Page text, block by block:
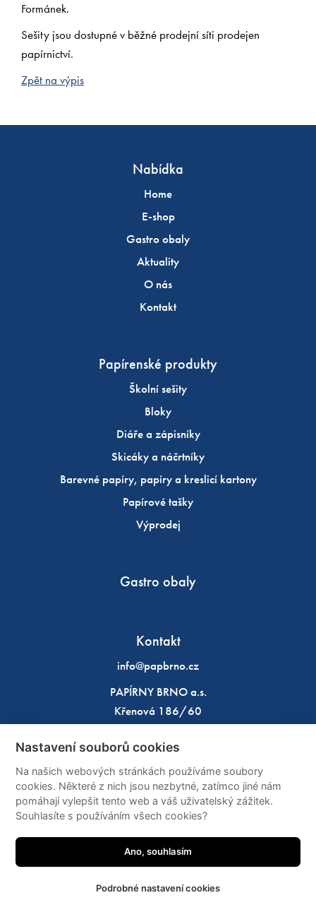
Formánek.
Sešity jsou dostupné v běžné prodejní síti prodejen
papírnictví.
Zpět na výpis
Nabídka
Home
E-shop
Gastro obaly
Aktuality
O nás
Kontakt
Papírenské produkty
Školní sešity
Bloky
Diáře a zápisníky
Skicáky a náčrtníky
Barevné papíry, papíry a kreslicí kartony
Papírové tašky
Výprodej
Gastro obaly
Kontakt
info@papbrno.cz
PAPÍRNY BRNO a.s.
Křenová 186/60
IČO: 49970933
DIČ: CZ49970933
Sítě
Nastavení souborů cookies
Na našich webových stránkách používáme soubory
cookies. Některé z nich jsou nezbytné, zatímco jiné nám
pomáhají vylepšit tento web a váš uživatelský zážitek.
Souhlasíte s používáním všech cookies?
Ano, souhlasím
Podrobné nastavení cookies